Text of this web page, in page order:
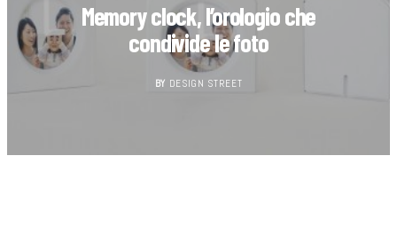
Memory clock, l’orologio che
condivide le foto
BY DESIGN STREET